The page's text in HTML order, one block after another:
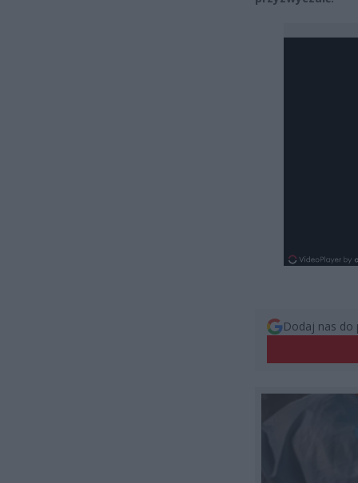
Dodaj nas do